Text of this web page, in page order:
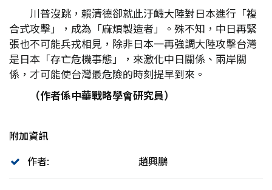
川普沒跳，賴清德卻就此汙衊大陸對日本進行「複
合式攻擊」，成為「麻煩製造者」。殊不知，中日再緊
張也不可能兵戎相見，除非日本一再強調大陸攻擊台灣
是日本「存亡危機事態」，來激化中日關係、兩岸關
係，才可能使台灣最危險的時刻提早到來。
（作者係中華戰略學會研究員）
附加資訊
作者:
趙興鵬